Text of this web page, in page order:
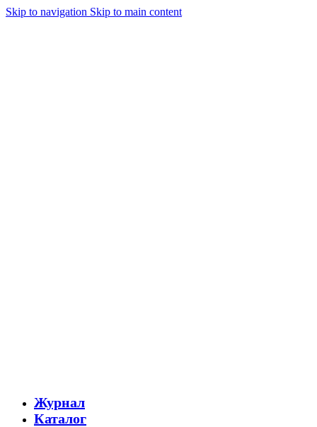
Skip to navigation Skip to main content
Журнал
Каталог